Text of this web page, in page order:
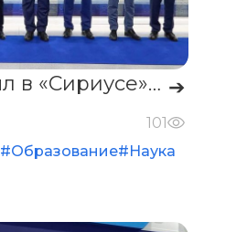
«Росатом» открыл в «Сириусе» опорную лабораторию робототехники для новой атомной энергетики ➔
101
#Образование#Наука